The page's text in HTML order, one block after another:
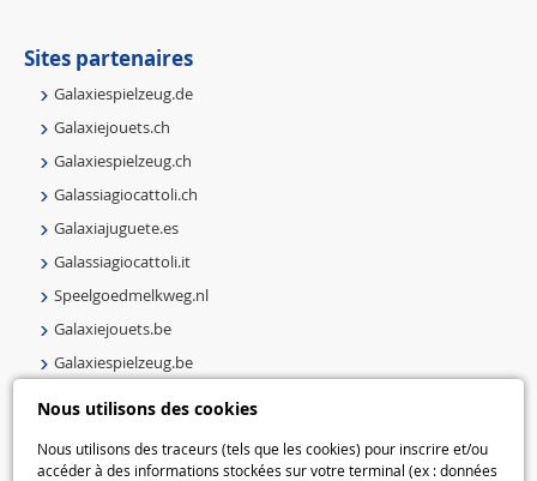
Nous utilisons des cookies
Nous utilisons des traceurs (tels que les cookies) pour inscrire et/ou
accéder à des informations stockées sur votre terminal (ex : données
Sites partenaires
Galaxiespielzeug.de
Galaxiejouets.ch
Galaxiespielzeug.ch
Galassiagiocattoli.ch
Galaxiajuguete.es
Galassiagiocattoli.it
Speelgoedmelkweg.nl
Galaxiejouets.be
Galaxiespielzeug.be